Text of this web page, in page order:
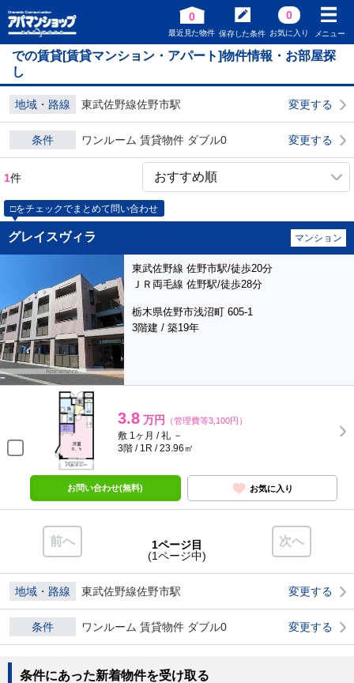
0
最近見た物件 保存した条件
0
お気に入り メニュー
での賃貸[賃貸マンション・アパート]物件情報・お部屋探
し
地域・路線 東武佐野線佐野市駅 変更する
条件 ワンルーム 賃貸物件 ダブル0 変更する
1件
□をチェックでまとめて問い合わせ
グレイスヴィラ マンション
東武佐野線 佐野市駅/徒歩20分
ＪＲ両毛線 佐野駅/徒歩28分
栃木県佐野市浅沼町 605-1
3階建 / 築19年
3.8 万円 （管理費等3,100円）
敷 1ヶ月 / 礼 －
3階 / 1R / 23.96㎡
お問い合わせ(無料) お気に入り
前へ 次へ
1ページ目
(1ページ中)
地域・路線 東武佐野線佐野市駅 変更する
条件 ワンルーム 賃貸物件 ダブル0 変更する
条件にあった新着物件を受け取る